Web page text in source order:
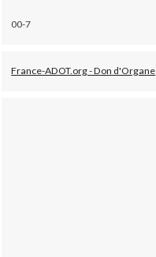
00-7
France-ADOT.org - Don d'Organe